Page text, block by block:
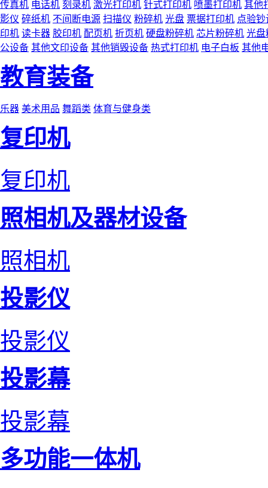
传真机 电话机 刻录机 激光打印机 针式打印机 喷墨打印机 其他
影仪 碎纸机 不间断电源 扫描仪 粉碎机 光盘 票据打印机 点验钞
印机 读卡器 胶印机 配页机 折页机 硬盘粉碎机 芯片粉碎机 光盘
公设备 其他文印设备 其他销毁设备 热式打印机 电子白板 其他
教育装备
乐器 美术用品 舞蹈类 体育与健身类
复印机
复印机
照相机及器材设备
照相机
投影仪
投影仪
投影幕
投影幕
多功能一体机